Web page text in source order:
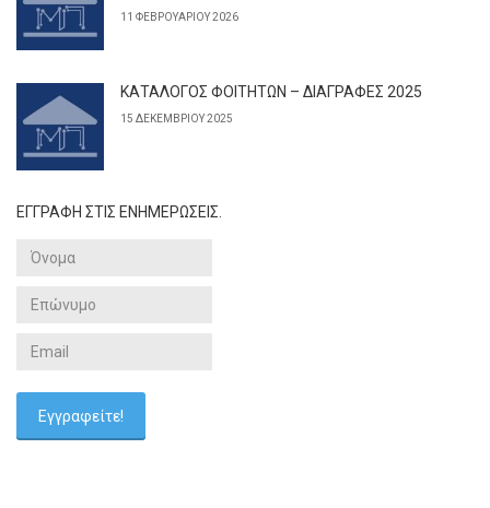
11 ΦΕΒΡΟΥΑΡΊΟΥ 2026
ΚΑΤΑΛΟΓΟΣ ΦΟΙΤΗΤΩΝ – ΔΙΑΓΡΑΦΕΣ 2025
15 ΔΕΚΕΜΒΡΊΟΥ 2025
ΕΓΓΡΑΦΗ ΣΤΙΣ ΕΝΗΜΕΡΩΣΕΙΣ.